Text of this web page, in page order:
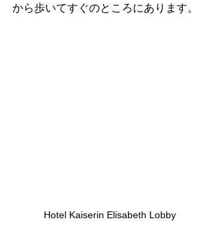
から歩いてすぐのところにあります。
Hotel Kaiserin Elisabeth Lobby